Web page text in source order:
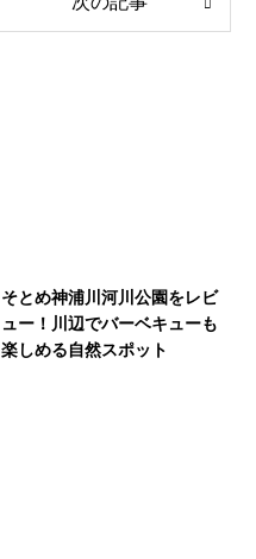
そとめ神浦川河川公園をレビ
ュー！川辺でバーベキューも
楽しめる自然スポット